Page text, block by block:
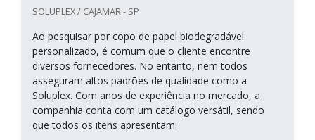
SOLUPLEX / CAJAMAR - SP
Ao pesquisar por copo de papel biodegradável
personalizado, é comum que o cliente encontre
diversos fornecedores. No entanto, nem todos
asseguram altos padrões de qualidade como a
Soluplex. Com anos de experiência no mercado, a
companhia conta com um catálogo versátil, sendo
que todos os itens apresentam: